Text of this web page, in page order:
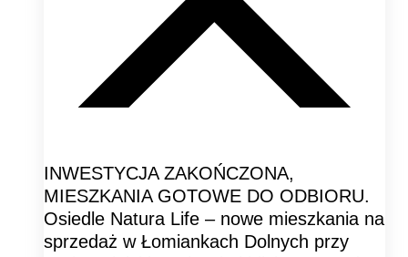
INWESTYCJA ZAKOŃCZONA,
MIESZKANIA GOTOWE DO ODBIORU.
Osiedle Natura Life – nowe mieszkania na
sprzedaż w Łomiankach Dolnych przy